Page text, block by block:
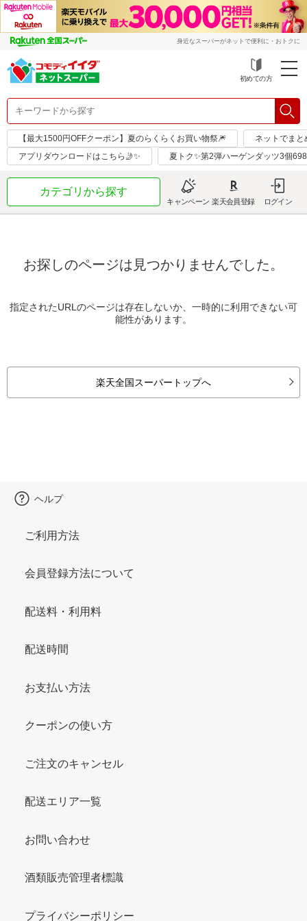
身近なスーパーがネットで便利に・おトクに
初めての方
【最大1500円OFFクーポン】夏のらくらくお買い物祭🎆
ネットでまと
アプリダウンロードはこちら🤳✨
夏トク✨第2弾ハーゲンダッツ3個
カテゴリから探す
キャンペーン 楽天会員登録 ログイン
お探しのページは見つかりませんでした。
指定されたURLのページは存在しないか、一時的に利用できない可
能性があります。
楽天全国スーパートップへ
ヘルプ
ご利用方法
会員登録方法について
配送料・利用料
配送時間
お支払い方法
クーポンの使い方
ご注文のキャンセル
配送エリア一覧
お問い合わせ
酒類販売管理者標識
プライバシーポリシー